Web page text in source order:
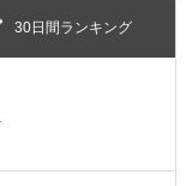
30日間ランキング